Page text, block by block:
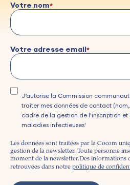
Votre nom
Votre adresse email
J’autorise la Commission
traiter mes données de contact
cadre de la gestion de l'inscription et
maladies infectieuses'
Les données sont traitées par la Cocom
gestion de la newsletter. Toute personne
moment de la newsletter.Des informations
retrouvées dans notre politique de